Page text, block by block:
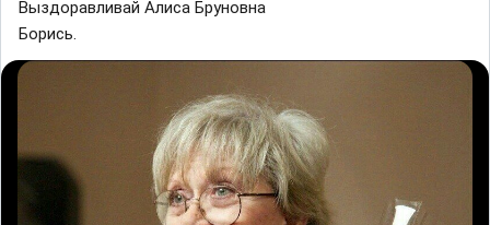
Выздоравливай Алиса Бруновна
Борись.